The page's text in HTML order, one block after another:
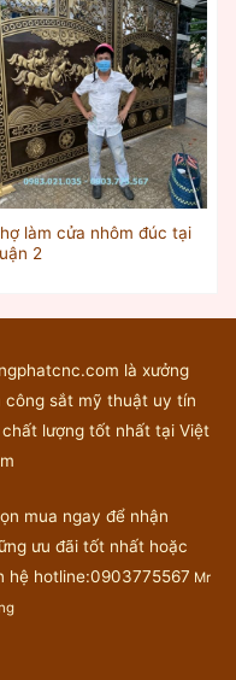
làm cửa nhôm đúc tại
2
là xưởng
công sắt mỹ thuật uy tín
lượng tốt nhất tại Việt
mua ngay để nhận
ưu đãi tốt nhất hoặc
hệ hotline:0903775567 Mr